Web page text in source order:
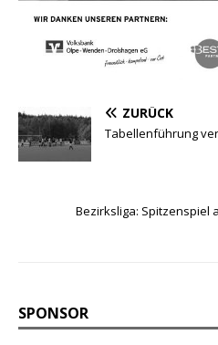
ZURÜCK
Tabellenführung
Bezirksliga: Spitzenspiel
SPONSOR